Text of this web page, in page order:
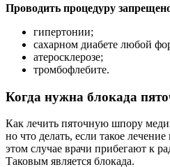
Проводить процедуру
гипертонии;
сахарном диабете любой
атеросклерозе;
тромбофлебите.
Когда нужна блокада
Как лечить пяточную шпору
но что делать, если такое
этом случае врачи прибегают к
Таковым является блокада.